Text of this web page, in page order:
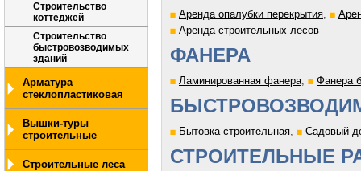
Строительство
коттеджей
Строительство
быстровозводимых
зданий
Арматура
стеклопластиковая
Вышки-туры
строительные
Строительные леса
Аренда опалубки перекрытия,
Аренда строительных лесов
ФАНЕРА
Ламинированная фанера, Фанера
Бытовка строительная, Садовый
СТРОИТЕЛЬНЫЕ